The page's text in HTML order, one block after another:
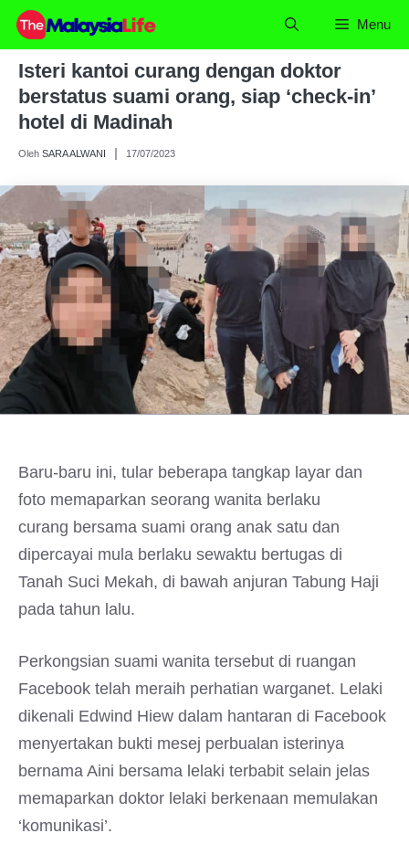
Skip
content
Menu
Isteri kantoi curang dengan doktor
berstatus suami orang, siap ‘check-in’
hotel di Madinah
Oleh SARA ALWANI 17/07/2023
Baru-baru ini, tular beberapa tangkap layar dan
foto memaparkan seorang wanita berlaku
curang bersama suami orang anak satu dan
dipercayai mula berlaku sewaktu bertugas di
Tanah Suci Mekah, di bawah anjuran Tabung Haji
pada tahun lalu.
Perkongsian suami wanita tersebut di ruangan
Facebook telah meraih perhatian warganet. Lelaki
dikenali Edwind Hiew dalam hantaran di Facebook
menyertakan bukti mesej perbualan isterinya
bernama Aini bersama lelaki terbabit selain jelas
memaparkan doktor lelaki berkenaan memulakan
‘komunikasi’.